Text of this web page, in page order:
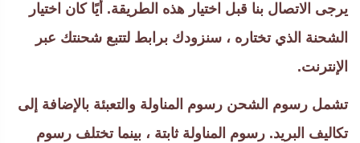
يرجى الاتصال بنا قبل اختيار هذه الطريقة. أيًا كان اختيار
الشحنة الذي تختاره ، سنزودك برابط لتتبع شحنتك عبر
الإنترنت.
تشمل رسوم الشحن رسوم المناولة والتعبئة بالإضافة إلى
تكاليف البريد. رسوم المناولة ثابتة ، بينما تختلف رسوم